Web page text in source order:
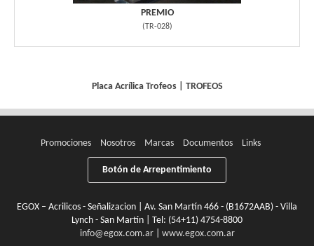
PREMIO
(TR-028)
Placa Acrílica Trofeos| TROFEOS
Promociones Nosotros Marcas Documentos Links
Botón de Arrepentimiento
EGOX – Acrilicos - Señalizacion | Av. San Martín 466 - (B1672AAB) - Villa
Lynch - San Martín | Tel: (54+11) 4754-8800
info@egox.com.ar| www.egox.com.ar